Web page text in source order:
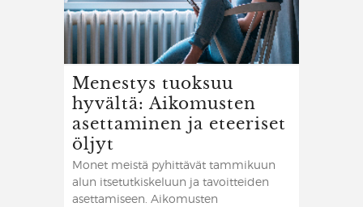
Menestys tuoksuu
hyvältä: Aikomusten
asettaminen ja eteeriset
öljyt
Monet meistä pyhittävät tammikuun
alun itsetutkiskeluun ja tavoitteiden
asettamiseen. Aikomusten